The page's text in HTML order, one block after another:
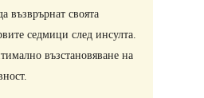
възврърнат своята
седмици след инсулта.
възстановяване на